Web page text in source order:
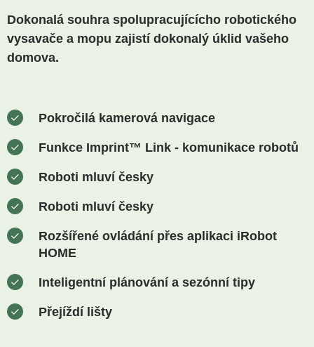
Dokonalá souhra spolupracujícícho robotického
vysavače a mopu zajistí dokonalý úklid vašeho
domova.
Pokročilá kamerová navigace
Funkce Imprint™ Link - komunikace robotů
Roboti mluví česky
Roboti mluví česky
Rozšířené ovládání přes aplikaci iRobot
HOME
Inteligentní plánování a sezónní tipy
Přejíždí lišty